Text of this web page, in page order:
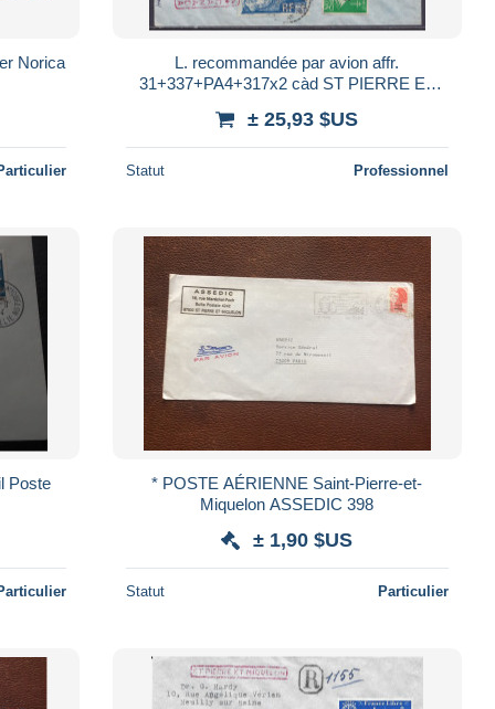
Norica
L. recommandée par avion affr.
31+337+PA4+317x2 càd ST PIERRE ET
réexpédiée à MERIGNY p
± 25,93 $US
Statut Professionnel
Poste
* POSTE AÉRIENNE Saint-Pierre-et-
Miquelon ASSEDIC 398
± 1,90 $US
Statut Particulier